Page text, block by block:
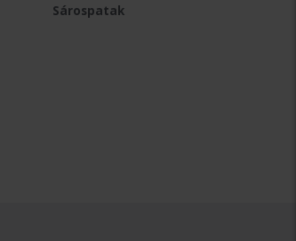
Sárospatak